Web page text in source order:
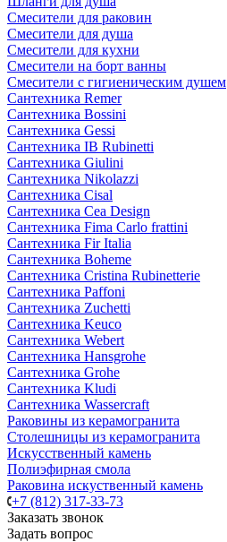
Смесители для раковин
Смесители для душа
Смесители для кухни
Смесители на борт ванны
Смесители с гигиеническим душем
Сантехника Remer
Сантехника Bossini
Сантехника Gessi
Сантехника IB Rubinetti
Сантехника Giulini
Сантехника Nikolazzi
Сантехника Cisal
Сантехника Cea Design
Сантехника Fima Carlo frattini
Сантехника Fir Italia
Сантехника Boheme
Сантехника Cristina Rubinetterie
Сантехника Paffoni
Сантехника Zuchetti
Сантехника Keuco
Сантехника Webert
Сантехника Hansgrohe
Сантехника Grohe
Сантехника Kludi
Сантехника Wassercraft
Раковины из керамогранита
Столешницы из керамогранита
Искусственный камень
Полиэфирная смола
Раковина искуственный камень
+7 (812) 317-33-73
Заказать звонок
Задать вопрос